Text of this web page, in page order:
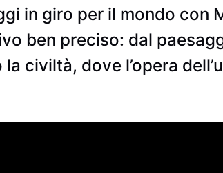
in giro per il mondo con
ben preciso: dal
civiltà, dove l’opera